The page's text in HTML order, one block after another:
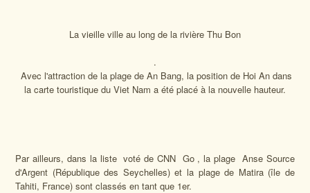
La vieille ville au long de la rivière Thu Bon
.
Avec l'attraction de la plage de An Bang, la position de Hoi An dans
la carte touristique du Viet Nam a été placé à la nouvelle hauteur.
Par ailleurs, dans la liste voté de CNN Go , la plage Anse Source
d'Argent (République des Seychelles) et la plage de Matira (île de
Tahiti, France) sont classés en tant que 1er.